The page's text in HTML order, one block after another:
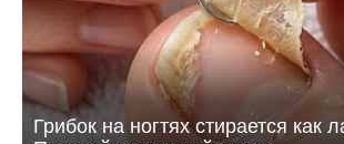
Грибок на ногтях стирается как